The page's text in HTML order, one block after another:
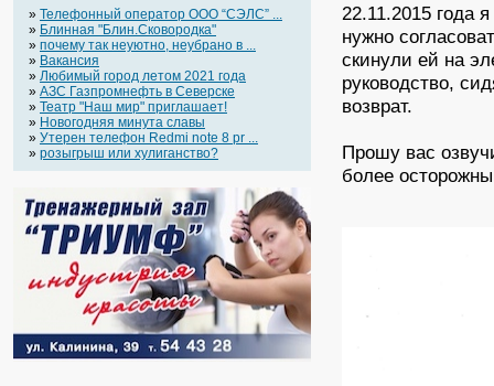
» Телефонный оператор OOO “СЭЛС” ...
» Блинная "Блин.Сковородка"
» почему так неуютно, неубрано в ...
» Вакансия
» Любимый город летом 2021 года
» АЗС Газпромнефть в Северске
» Театр "Наш мир" приглашает!
» Новогодняя минута славы
» Утерен телефон Redmi note 8 pr ...
» розыгрыш или хулиганство?
22.11.2015 года
нужно
скинули ей на
руководство,
возврат.
Прошу вас
более